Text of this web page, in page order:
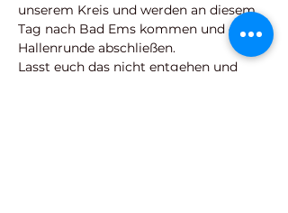
unserem Kreis und werden an diesem
Tag nach Bad Ems kommen und die
Hallenrunde abschließen.
Lasst euch das nicht entgehen und